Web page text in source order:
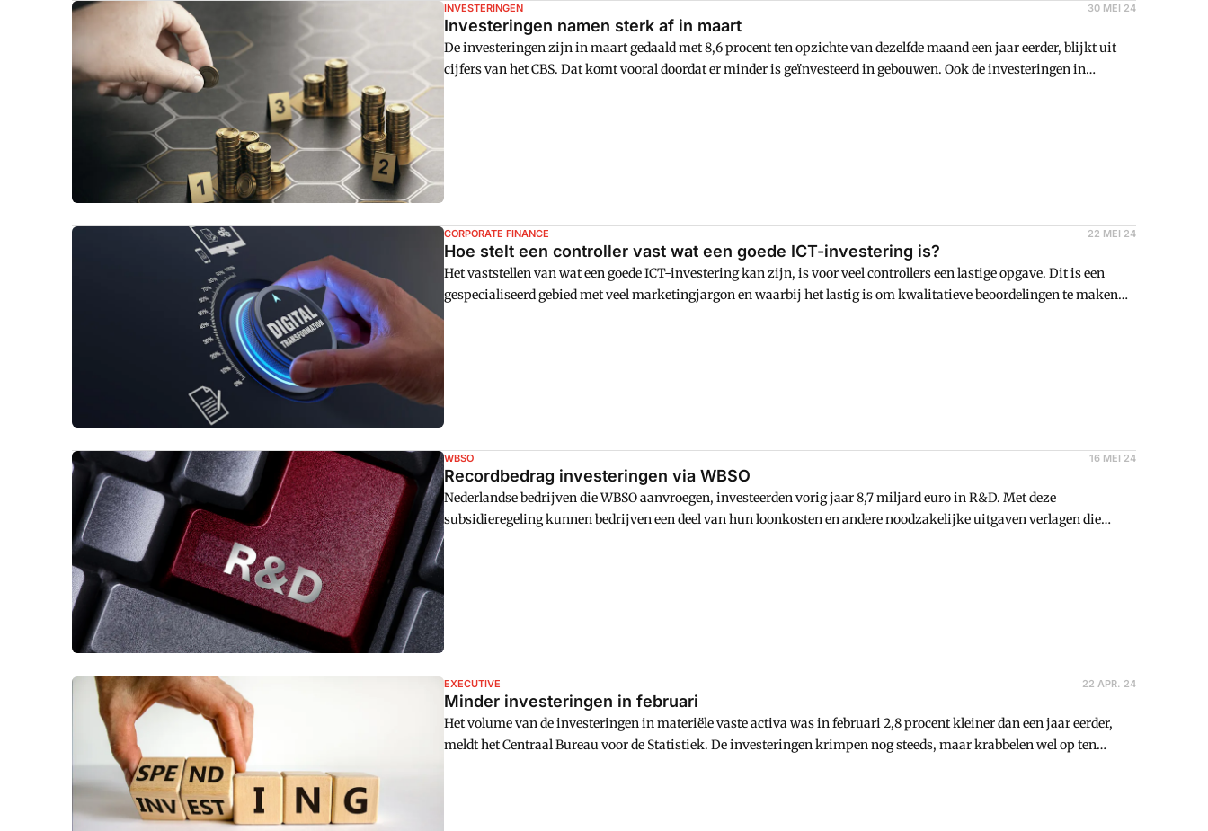
INVESTERINGEN 30 MEI 24
Investeringen namen sterk af in maart
De investeringen zijn in maart gedaald met 8,6 procent ten opzichte van dezelfde maand een jaar eerder, blijkt uit
cijfers van het CBS. Dat komt vooral doordat er minder is geïnvesteerd in gebouwen. Ook de investeringen in
CORPORATE FINANCE 22 MEI 24
Hoe stelt een controller vast wat een goede ICT-investering is?
Het vaststellen van wat een goede ICT-investering kan zijn, is voor veel controllers een lastige opgave. Dit is een
gespecialiseerd gebied met veel marketingjargon en waarbij het lastig is om kwalitatieve beoordelingen te maken
WBSO 16 MEI 24
Recordbedrag investeringen via WBSO
Nederlandse bedrijven die WBSO aanvroegen, investeerden vorig jaar 8,7 miljard euro in R&D. Met deze
subsidieregeling kunnen bedrijven een deel van hun loonkosten en andere noodzakelijke uitgaven verlagen die
EXECUTIVE 22 APR. 24
Minder investeringen in februari
Het volume van de investeringen in materiële vaste activa was in februari 2,8 procent kleiner dan een jaar eerder,
meldt het Centraal Bureau voor de Statistiek. De investeringen krimpen nog steeds, maar krabbelen wel op ten